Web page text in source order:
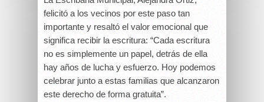
felicitó a los vecinos por este paso tan
importante y resaltó el valor emocional que
significa recibir la escritura: “Cada escritura
no es simplemente un papel, detrás de ella
hay años de lucha y esfuerzo. Hoy podemos
celebrar junto a estas familias que alcanzaron
este derecho de forma gratuita”.